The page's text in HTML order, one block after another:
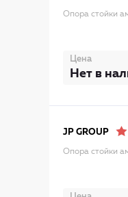
Опора стойки
Цена
Нет в
JP GROUP
Опора стойки